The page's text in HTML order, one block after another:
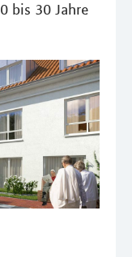
bis 30 Jahre